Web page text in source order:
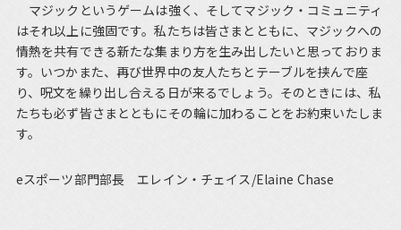
マジックというゲームは強く、そしてマジック・コミュニティ
はそれ以上に強固です。私たちは皆さまとともに、マジックへの
情熱を共有できる新たな集まり方を生み出したいと思っておりま
す。いつかまた、再び世界中の友人たちとテーブルを挟んで座
り、呪文を繰り出し合える日が来るでしょう。そのときには、私
たちも必ず皆さまとともにその輪に加わることをお約束いたしま
す。
eスポーツ部門部長 エレイン・チェイス/Elaine Chase